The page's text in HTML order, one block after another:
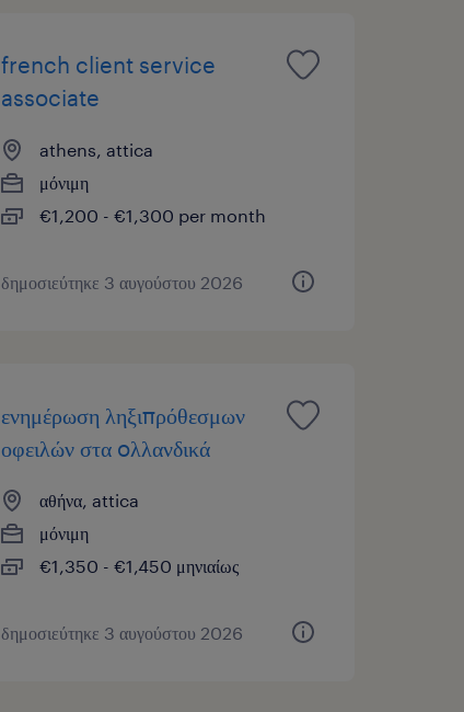
french client service
associate
athens, attica
μόνιμη
€1,200 - €1,300 per month
δημοσιεύτηκε 3 αυγούστου 2026
ενημέρωση ληξιπρόθεσμων
οφειλών στα oλλανδικά
αθήνα, attica
μόνιμη
€1,350 - €1,450 μηνιαίως
δημοσιεύτηκε 3 αυγούστου 2026